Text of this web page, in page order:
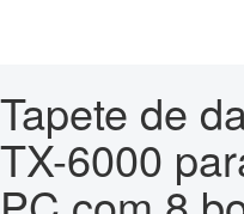
Tapete de
TX-6000